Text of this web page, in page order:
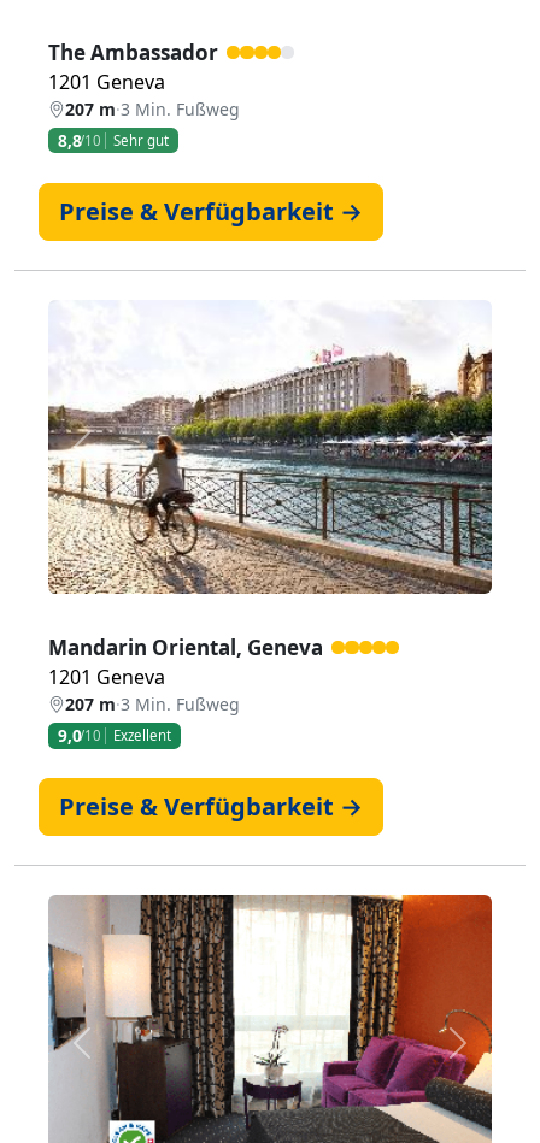
The Ambassador
1201 Geneva
207 m·3 Min. Fußweg
8,8/10 Sehr gut
Preise & Verfügbarkeit →
Zurück Weiter
Mandarin Oriental, Geneva
1201 Geneva
207 m·3 Min. Fußweg
9,0/10 Exzellent
Preise & Verfügbarkeit →
Zurück Weiter